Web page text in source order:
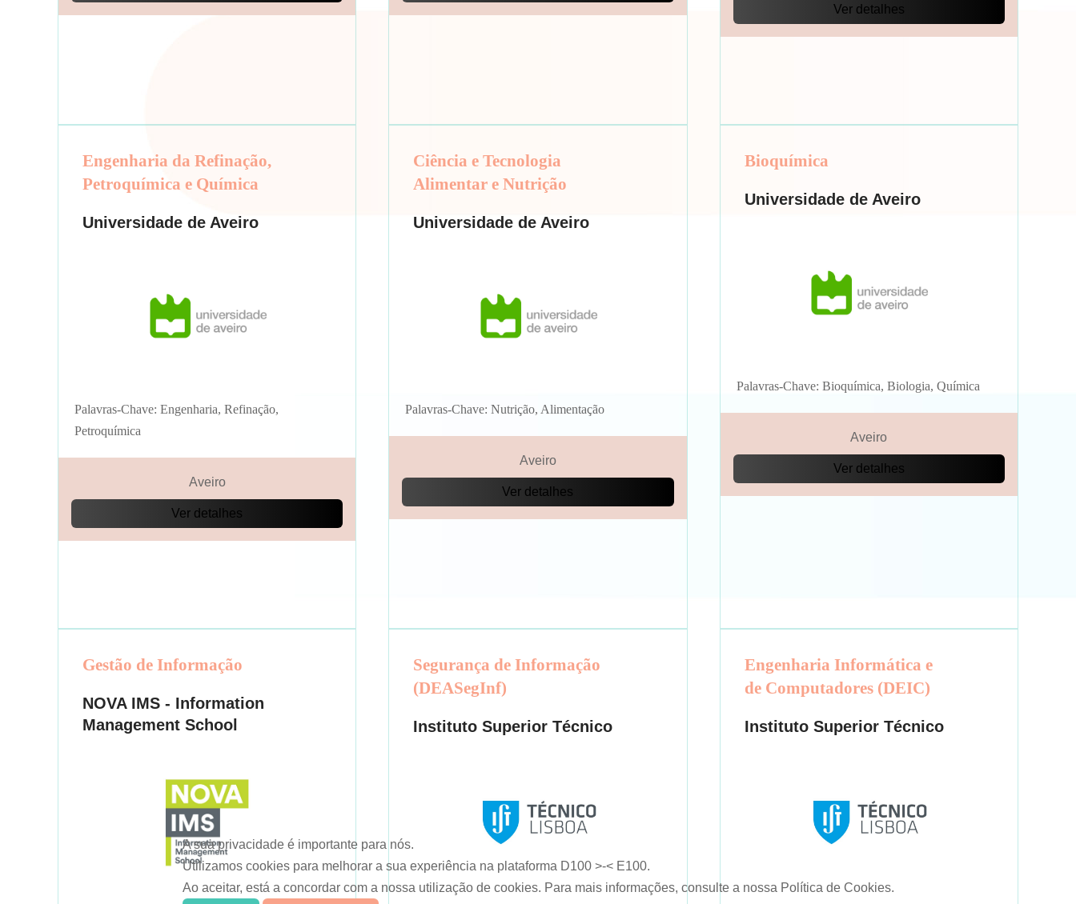
Ver detalhes
Engenharia da Refinação,
Petroquímica e Química
Universidade de Aveiro
Palavras-Chave: Engenharia, Refinação,
Petroquímica
Aveiro
Ver detalhes
Ciência e Tecnologia
Alimentar e Nutrição
Universidade de Aveiro
Palavras-Chave: Nutrição, Alimentação
Aveiro
Ver detalhes
Bioquímica
Universidade de Aveiro
Palavras-Chave: Bioquímica, Biologia, Química
Aveiro
Ver detalhes
Gestão de Informação
NOVA IMS - Information
Management School
Segurança de Informação
(DEASegInf)
Instituto Superior Técnico
Engenharia Informática e
de Computadores (DEIC)
Instituto Superior Técnico
A sua privacidade é importante para nós.
Utilizamos cookies para melhorar a sua experiência na plataforma D100 >-< E100.
Ao aceitar, está a concordar com a nossa utilização de cookies. Para mais informações, consulte a nossa Política de Cookies.